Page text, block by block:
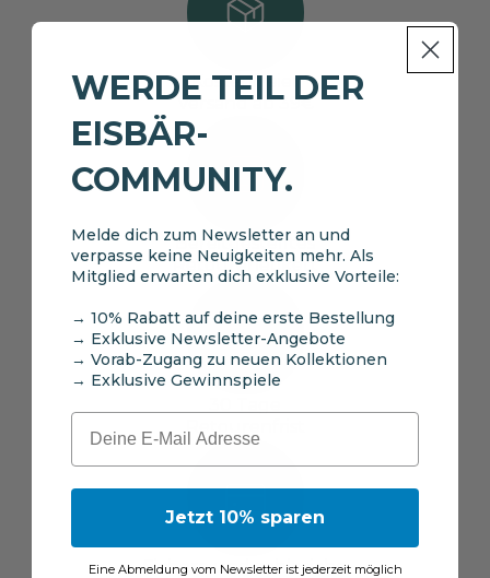
Kostenfreier
Versand ab 39€
Bereitgestelltes
Retourenetikett
Sichere und zahlreiche
WERDE TEIL DER
EISBÄR-
COMMUNITY.
Melde dich zum Newsletter an und
verpasse keine Neuigkeiten mehr. Als
Mitglied erwarten dich exklusive Vorteile:
→ 10% Rabatt auf deine erste Bestellung
→ Exklusive Newsletter-Angebote
→ Vorab-Zugang zu neuen Kollektionen
→ Exklusive Gewinnspiele
Email
Jetzt 10% sparen
Eine Abmeldung vom Newsletter ist jederzeit möglich